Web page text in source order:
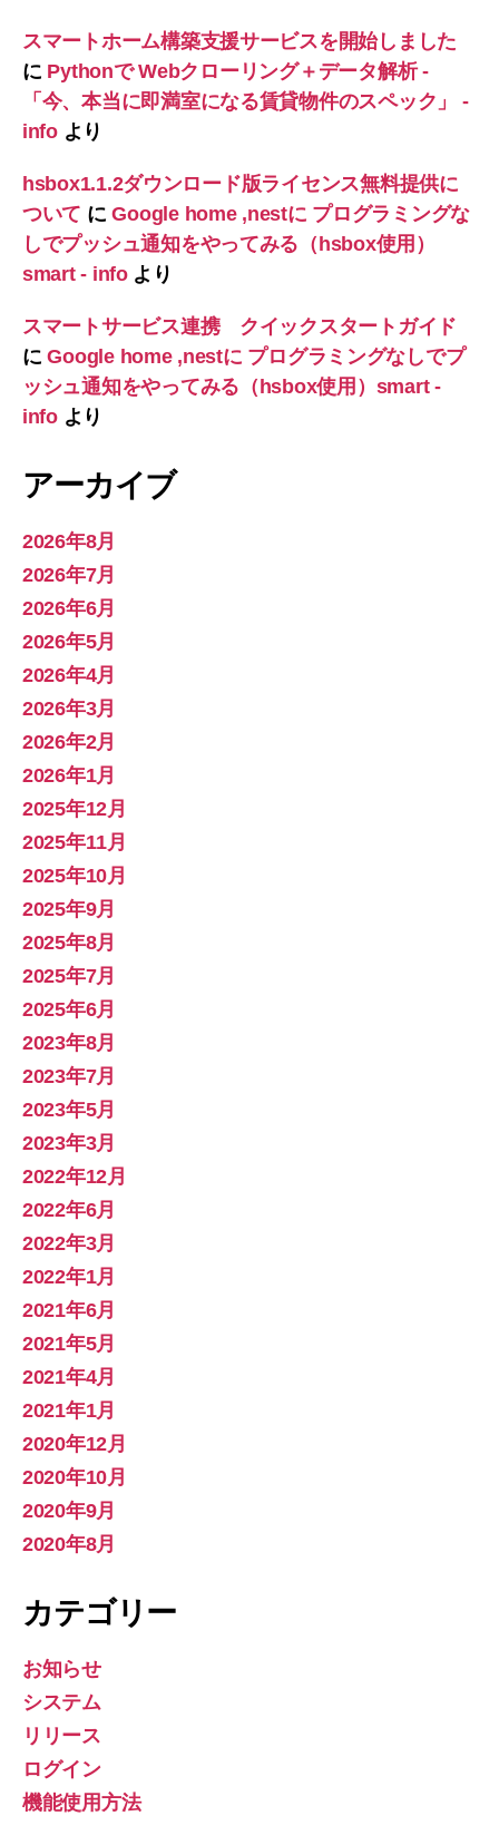
スマートホーム構築支援サービスを開始しました
に Pythonで Webクローリング＋データ解析 -
「今、本当に即満室になる賃貸物件のスペック」 -
infoより
hsbox1.1.2ダウンロード版ライセンス無料提供に
ついて にGoogle home ,nestに プログラミングな
しでプッシュ通知をやってみる（hsbox使用）
smart - infoより
スマートサービス連携 クイックスタートガイド
にGoogle home ,nestに プログラミングなしでプ
ッシュ通知をやってみる（hsbox使用）smart -
infoより
アーカイブ
2026年8月
2026年7月
2026年6月
2026年5月
2026年4月
2026年3月
2026年2月
2026年1月
2025年12月
2025年11月
2025年10月
2025年9月
2025年8月
2025年7月
2025年6月
2023年8月
2023年7月
2023年5月
2023年3月
2022年12月
2022年6月
2022年3月
2022年1月
2021年6月
2021年5月
2021年4月
2021年1月
2020年12月
2020年10月
2020年9月
2020年8月
カテゴリー
お知らせ
システム
リリース
ログイン
機能使用方法